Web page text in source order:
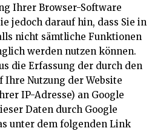
Ihrer Browser-Software
jedoch darauf hin, dass Sie in
nicht sämtliche Funktionen
werden nutzen können.
die Erfassung der durch den
Ihre Nutzung der Website
IP-Adresse) an Google
Daten durch Google
unter dem folgenden Link